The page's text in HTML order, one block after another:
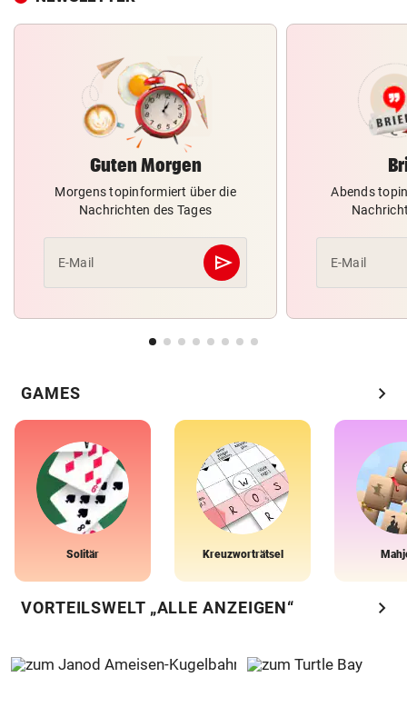
Guten Morgen
Morgens topinformiert über die
Nachrichten des Tages
E-Mail send
Abschicken
Abends
E-Mail
GAMES chevron_right
Solitär Kreuzworträtsel
VORTEILSWELT „ALLE ANZEIGEN“ chevron_right